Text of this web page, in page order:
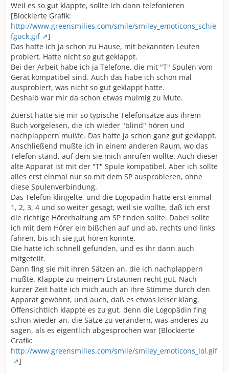
Weil es so gut klappte, sollte ich dann telefonieren
[Blockierte Grafik:
http://www.greensmilies.com/smile/smiley_emoticons_schie
fguck.gif
]
Das hatte ich ja schon zu Hause, mit bekannten Leuten
probiert. Hatte nicht so gut geklappt.
Bei der Arbeit habe ich ja Telefone, die mit "T" Spulen vom
Gerät kompatibel sind. Auch das habe ich schon mal
ausprobiert, was nicht so gut geklappt hatte.
Deshalb war mir da schon etwas mulmig zu Mute.
Zuerst hatte sie mir so typische Telefonsätze aus ihrem
Buch vorgelesen, die ich wieder "blind" hören und
nachplappern mußte. Das hatte ja schon ganz gut geklappt.
Anschließend mußte ich in einem anderen Raum, wo das
Telefon stand, auf dem sie mich anrufen wollte. Auch dieser
alte Apparat ist mit der "T" Spule kompatibel. Aber ich sollte
alles erst einmal nur so mit dem SP ausprobieren, ohne
diese Spulenverbindung.
Das Telefon klingelte, und die Logopädin hatte erst einmal
1, 2, 3, 4 und so weiter gesagt, weil sie wollte, daß ich erst
die richtige Hörerhaltung am SP finden sollte. Dabei sollte
ich mit dem Hörer ein bißchen auf und ab, rechts und links
fahren, bis ich sie gut hören konnte.
Die hatte ich schnell gefunden, und es ihr dann auch
mitgeteilt.
Dann fing sie mit ihren Sätzen an, die ich nachplappern
mußte. Klappte zu meinem Erstaunen recht gut. Nach
kurzer Zeit hatte ich mich auch an ihre Stimme durch den
Apparat gewöhnt, und auch, daß es etwas leiser klang.
Offensichtlich klappte es zu gut, denn die Logopädin fing
schon wieder an, die Sätze zu verändern, was anderes zu
sagen, als es eigentlich abgesprochen war [Blockierte
Grafik:
http://www.greensmilies.com/smile/smiley_emoticons_lol.gif
]